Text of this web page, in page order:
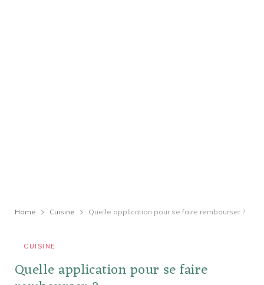
Home Cuisine Quelle application pour se faire rembourser ?
CUISINE
Quelle application pour se faire